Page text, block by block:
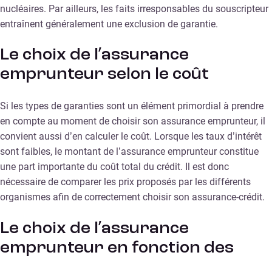
nucléaires. Par ailleurs, les faits irresponsables du souscripteur
entraînent généralement une exclusion de garantie.
Le choix de l’assurance
emprunteur selon le coût
Si les types de garanties sont un élément primordial à prendre
en compte au moment de choisir son assurance emprunteur, il
convient aussi d’en calculer le coût. Lorsque les taux d’intérêt
sont faibles, le montant de l’assurance emprunteur constitue
une part importante du coût total du crédit. Il est donc
nécessaire de comparer les prix proposés par les différents
organismes afin de correctement choisir son assurance-crédit.
Le choix de l’assurance
emprunteur en fonction des